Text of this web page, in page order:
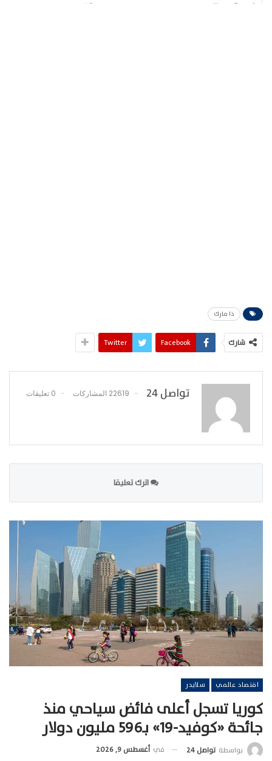
ذا مارك
شارك Facebook
Twitter
تواصل 24 22619 المشاركات 0 تعليقات
اترك تعليقا
اقتصاد عالمي سلايدر
كوريا تسجل أعلى فائض سياحي منذ
جائحة «كوفيد-19» بـ596 مليون دولار
بواسطة تواصل 24 في أغسطس 9, 2026